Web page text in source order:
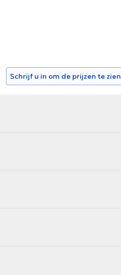
Schrijf u in om de prijzen te zien